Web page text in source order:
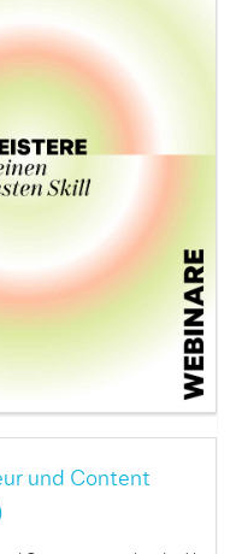
und Content